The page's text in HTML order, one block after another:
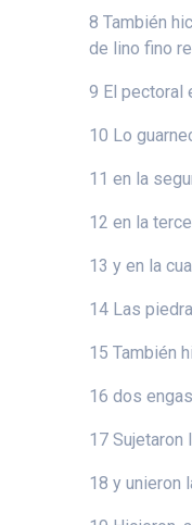
8 También
de lino fino
9 El pectoral
10 Lo
11 en la
12 en la
13 y en la
14 Las
15 También
16 dos
17
18 y unieron